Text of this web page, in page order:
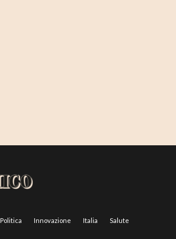
Politica Innovazione Italia Salute